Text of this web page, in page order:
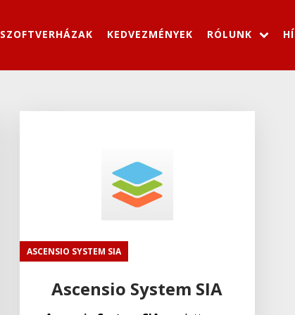
SZOFTVERHÁZAK KEDVEZMÉNYEK RÓLUNK
ASCENSIO SYSTEM SIA
Ascensio System SIA